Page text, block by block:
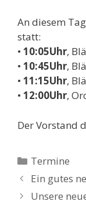
An diesem
statt:
• 10:05Uhr,
• 10:45Uhr,
• 11:15Uhr,
• 12:00Uhr,
Der Vorstand
Kategorien
Termine
Ein gutes
Unsere